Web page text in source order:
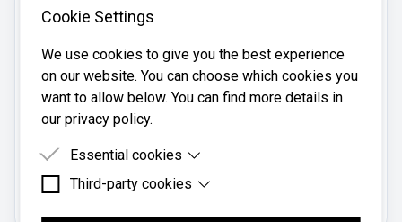
post@osebergservices.no
48 08 60 00
48 08 60 00
Oseberg Services AS er registrert i
Brønnøysundregistrenemed organisasjonsnummer
Cookie Settings
We use cookies to give you the best experience
on our website. You can choose which cookies you
want to allow below. You can find more details in
our privacy policy.
Essential cookies
Essential cookies are cookies that are needed for
Third-party cookies
Third-party cookies are cookies set by third-party